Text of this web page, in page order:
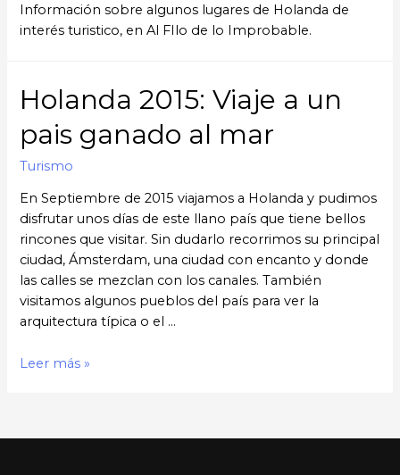
Información sobre algunos lugares de Holanda de
interés turistico, en Al FIlo de lo Improbable.
Holanda 2015: Viaje a un
pais ganado al mar
Turismo
En Septiembre de 2015 viajamos a Holanda y pudimos
disfrutar unos días de este llano país que tiene bellos
rincones que visitar. Sin dudarlo recorrimos su principal
ciudad, Ámsterdam, una ciudad con encanto y donde
las calles se mezclan con los canales. También
visitamos algunos pueblos del país para ver la
arquitectura típica o el …
Leer más »